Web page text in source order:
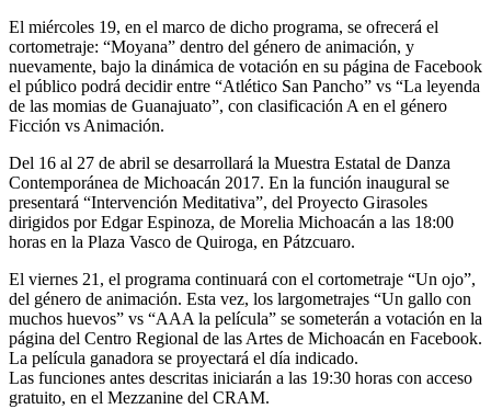
El miércoles 19, en el marco de dicho programa, se ofrecerá el
cortometraje: “Moyana” dentro del género de animación, y
nuevamente, bajo la dinámica de votación en su página de Facebook
el público podrá decidir entre “Atlético San Pancho” vs “La leyenda
de las momias de Guanajuato”, con clasificación A en el género
Ficción vs Animación.
Del 16 al 27 de abril se desarrollará la Muestra Estatal de Danza
Contemporánea de Michoacán 2017. En la función inaugural se
presentará “Intervención Meditativa”, del Proyecto Girasoles
dirigidos por Edgar Espinoza, de Morelia Michoacán a las 18:00
horas en la Plaza Vasco de Quiroga, en Pátzcuaro.
El viernes 21, el programa continuará con el cortometraje “Un ojo”,
del género de animación. Esta vez, los largometrajes “Un gallo con
muchos huevos” vs “AAA la película” se someterán a votación en la
página del Centro Regional de las Artes de Michoacán en Facebook.
La película ganadora se proyectará el día indicado.
Las funciones antes descritas iniciarán a las 19:30 horas con acceso
gratuito, en el Mezzanine del CRAM.